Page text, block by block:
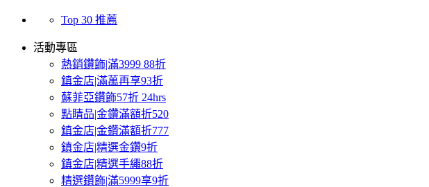
Top 30 推薦
活動專區
熱銷鑽飾|滿3999 88折
鎮金店|滿萬再享93折
蘇菲亞鑽飾57折 24hrs
點睛品|金鑽滿額折520
鎮金店|金鑽滿額折777
鎮金店|精選金鑽9折
鎮金店|精選手繩88折
精選鑽飾|滿5999享9折